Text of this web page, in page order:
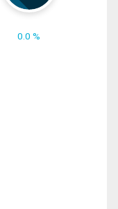
0.0 %